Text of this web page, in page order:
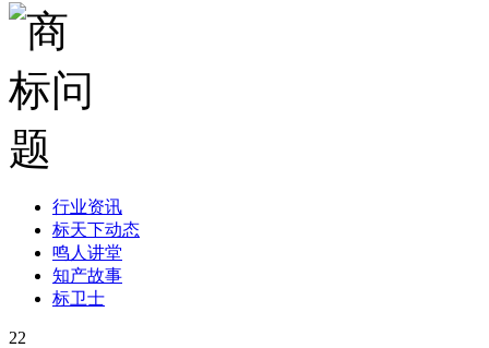
行业资讯
标天下动态
鸣人讲堂
知产故事
标卫士
22